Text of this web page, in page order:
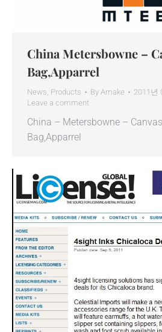
China Metersbowne –
Bag,Apparrel
News, Products By Amake
2011년
Leave a comment
China – Metersbowne –
Bag,Apparrel